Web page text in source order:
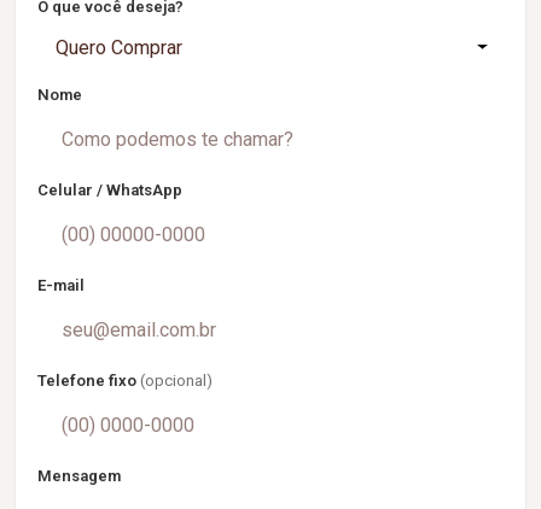
O que você deseja?
Quero Comprar
Nome
Celular / WhatsApp
E-mail
Telefone fixo (opcional)
Mensagem